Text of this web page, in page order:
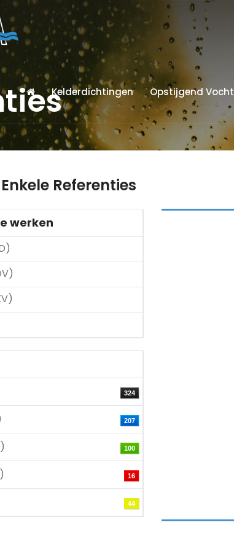
Kelderdichtingen Opstijgend Vocht
Referenties
werken
324
207
100
16
44